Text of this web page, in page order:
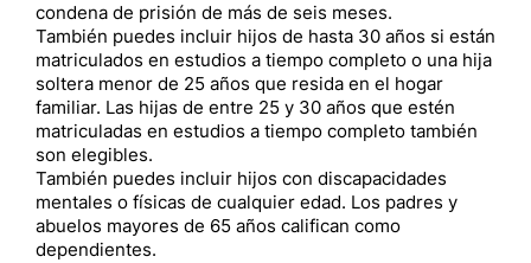
condena de prisión de más de seis meses.
También puedes incluir hijos de hasta 30 años si están
matriculados en estudios a tiempo completo o una hija
soltera menor de 25 años que resida en el hogar
familiar. Las hijas de entre 25 y 30 años que estén
matriculadas en estudios a tiempo completo también
son elegibles.
También puedes incluir hijos con discapacidades
mentales o físicas de cualquier edad. Los padres y
abuelos mayores de 65 años califican como
dependientes.